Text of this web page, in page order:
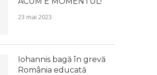
23 mai 2023
Iohannis bagă în grevă
România educată